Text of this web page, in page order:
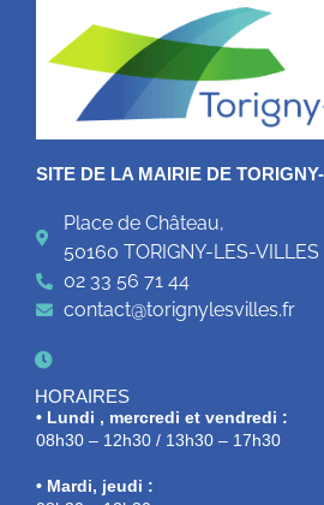
SITE DE LA MAIRIE DE
Place de Château,
50160 TORIGNY-LES-VILLES
02 33 56 71 44
contact@torignylesvilles.fr
HORAIRES
• Lundi , mercredi et vendredi :
08h30 – 12h30 / 13h30 – 17h30
• Mardi, jeudi :